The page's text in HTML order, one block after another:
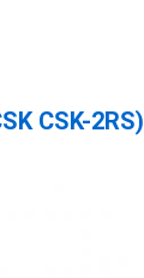
CSK-2RS)